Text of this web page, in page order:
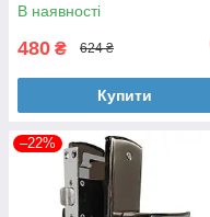
В наявності
480 ₴ 624 ₴
Купити
–22%